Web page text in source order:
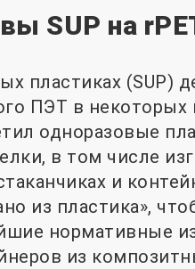
SUP на
пластиках (SUP)
ПЭТ в некоторых
одноразовые
в том числе
и
из пластика»,
нормативные
из